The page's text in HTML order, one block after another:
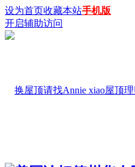
设为首页收藏本站手机版
开启辅助访问